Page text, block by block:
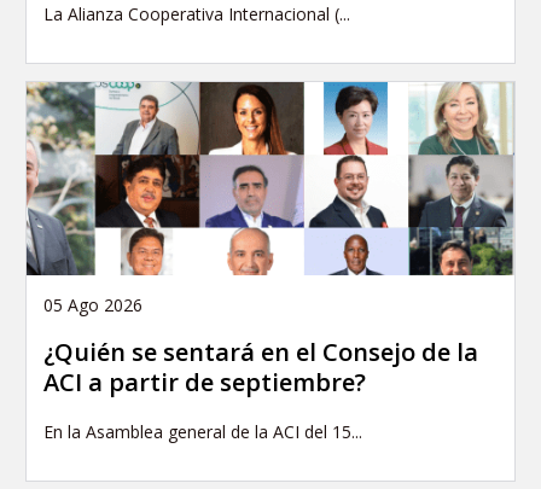
La Alianza Cooperativa Internacional (...
05 Ago 2026
¿Quién se sentará en el Consejo de la
ACI a partir de septiembre?
En la Asamblea general de la ACI del 15...